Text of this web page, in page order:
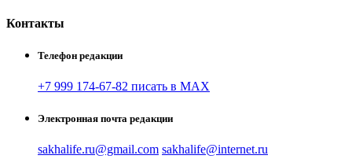
Контакты
Телефон редакции
+7 999 174-67-82 писать в MAX
Электронная почта редакции
sakhalife.ru@gmail.com sakhalife@internet.ru